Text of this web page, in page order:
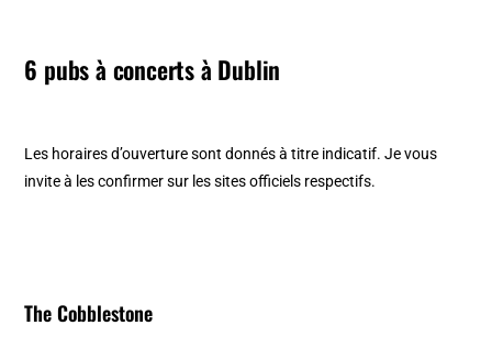
6 pubs à concerts à Dublin
Les horaires d’ouverture sont donnés à titre indicatif. Je vous
invite à les confirmer sur les sites officiels respectifs.
The Cobblestone